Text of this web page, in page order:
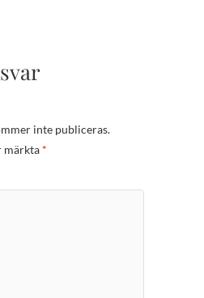
inte publiceras.
märkta *